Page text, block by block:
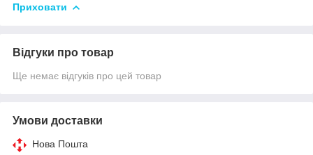
Приховати
Відгуки про товар
Ще немає відгуків про цей товар
Умови доставки
Нова Пошта